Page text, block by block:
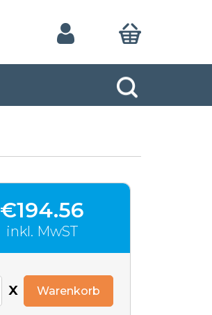
€194.56
inkl. MwST
x Warenkorb